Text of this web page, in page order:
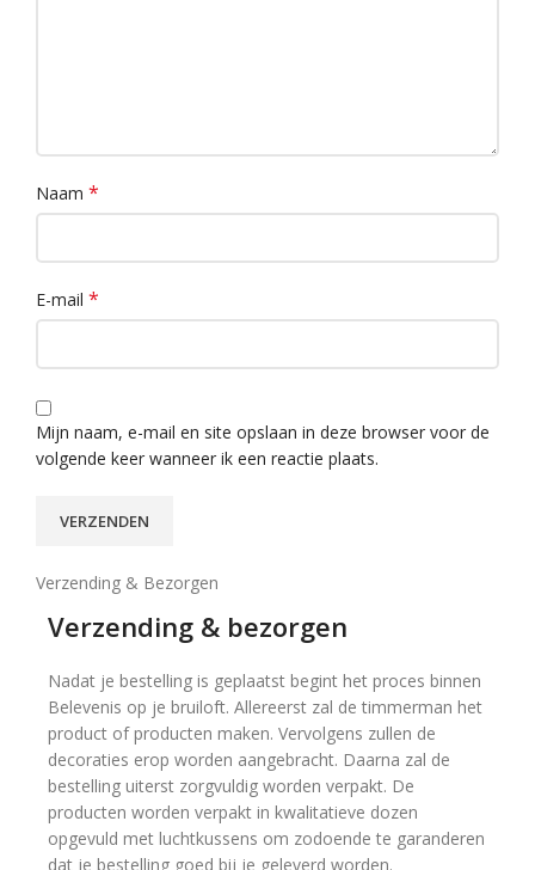
Naam *
E-mail *
Mijn naam, e-mail en site opslaan in deze browser voor de
volgende keer wanneer ik een reactie plaats.
Verzending & Bezorgen
Verzending & bezorgen
Nadat je bestelling is geplaatst begint het proces binnen
Belevenis op je bruiloft. Allereerst zal de timmerman het
product of producten maken. Vervolgens zullen de
decoraties erop worden aangebracht. Daarna zal de
bestelling uiterst zorgvuldig worden verpakt. De
producten worden verpakt in kwalitatieve dozen
opgevuld met luchtkussens om zodoende te garanderen
dat je bestelling goed bij je geleverd worden.